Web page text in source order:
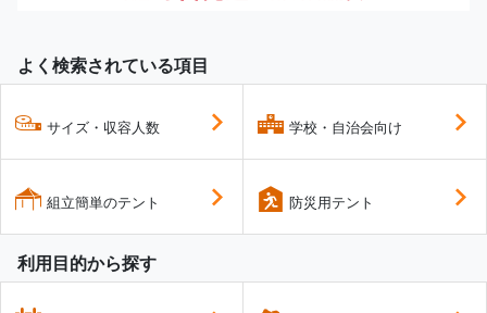
よく検索されている項目
サイズ・収容人数
組立簡単のテント
学校・自治会向け
防災用テント
利用目的から探す